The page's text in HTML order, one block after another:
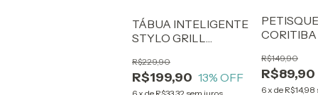
TÁBUA INTELIGENTE
STYLO GRILL
R$199,90
R$229,90
13% OFF
CORITIBA
R$89,90
R$149,90
6 x de R$14,98